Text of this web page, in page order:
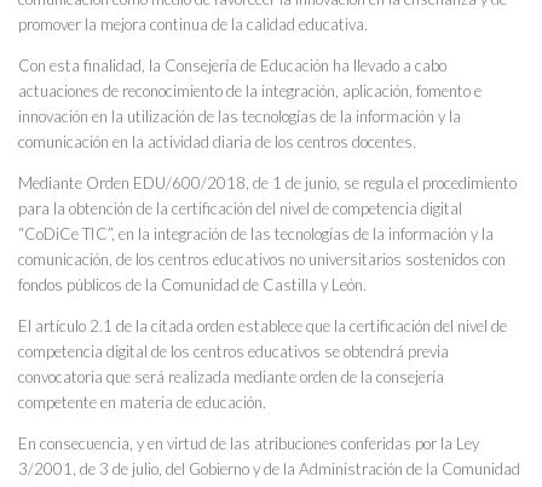
promover la mejora continua de la calidad educativa.
Con esta finalidad, la Consejería de Educación ha llevado a cabo
actuaciones de reconocimiento de la integración, aplicación, fomento e
innovación en la utilización de las tecnologías de la información y la
comunicación en la actividad diaria de los centros docentes.
Mediante Orden EDU/600/2018, de 1 de junio, se regula el procedimiento
para la obtención de la certificación del nivel de competencia digital
“CoDiCe TIC”, en la integración de las tecnologías de la información y la
comunicación, de los centros educativos no universitarios sostenidos con
fondos públicos de la Comunidad de Castilla y León.
El artículo 2.1 de la citada orden establece que la certificación del nivel de
competencia digital de los centros educativos se obtendrá previa
convocatoria que será realizada mediante orden de la consejería
competente en materia de educación.
En consecuencia, y en virtud de las atribuciones conferidas por la Ley
3/2001, de 3 de julio, del Gobierno y de la Administración de la Comunidad